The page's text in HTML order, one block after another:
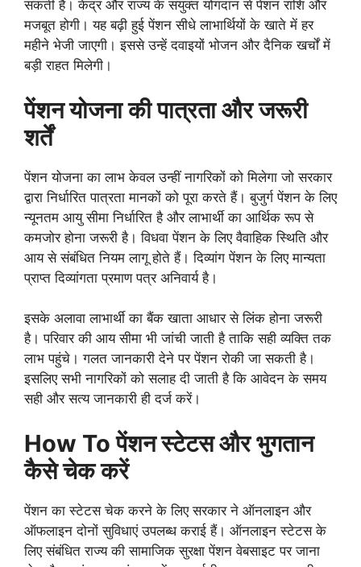
सकती हैं। केंद्र और राज्य के संयुक्त योगदान से पेंशन राशि और
मजबूत होगी। यह बढ़ी हुई पेंशन सीधे लाभार्थियों के खाते में हर
महीने भेजी जाएगी। इससे उन्हें दवाइयों भोजन और दैनिक खर्चों में
बड़ी राहत मिलेगी।
पेंशन योजना की पात्रता और जरूरी
शर्तें
पेंशन योजना का लाभ केवल उन्हीं नागरिकों को मिलेगा जो सरकार
द्वारा निर्धारित पात्रता मानकों को पूरा करते हैं। बुजुर्ग पेंशन के लिए
न्यूनतम आयु सीमा निर्धारित है और लाभार्थी का आर्थिक रूप से
कमजोर होना जरूरी है। विधवा पेंशन के लिए वैवाहिक स्थिति और
आय से संबंधित नियम लागू होते हैं। दिव्यांग पेंशन के लिए मान्यता
प्राप्त दिव्यांगता प्रमाण पत्र अनिवार्य है।
इसके अलावा लाभार्थी का बैंक खाता आधार से लिंक होना जरूरी
है। परिवार की आय सीमा भी जांची जाती है ताकि सही व्यक्ति तक
लाभ पहुंचे। गलत जानकारी देने पर पेंशन रोकी जा सकती है।
इसलिए सभी नागरिकों को सलाह दी जाती है कि आवेदन के समय
सही और सत्य जानकारी ही दर्ज करें।
How To पेंशन स्टेटस और भुगतान
कैसे चेक करें
पेंशन का स्टेटस चेक करने के लिए सरकार ने ऑनलाइन और
ऑफलाइन दोनों सुविधाएं उपलब्ध कराई हैं। ऑनलाइन स्टेटस के
लिए संबंधित राज्य की सामाजिक सुरक्षा पेंशन वेबसाइट पर जाना